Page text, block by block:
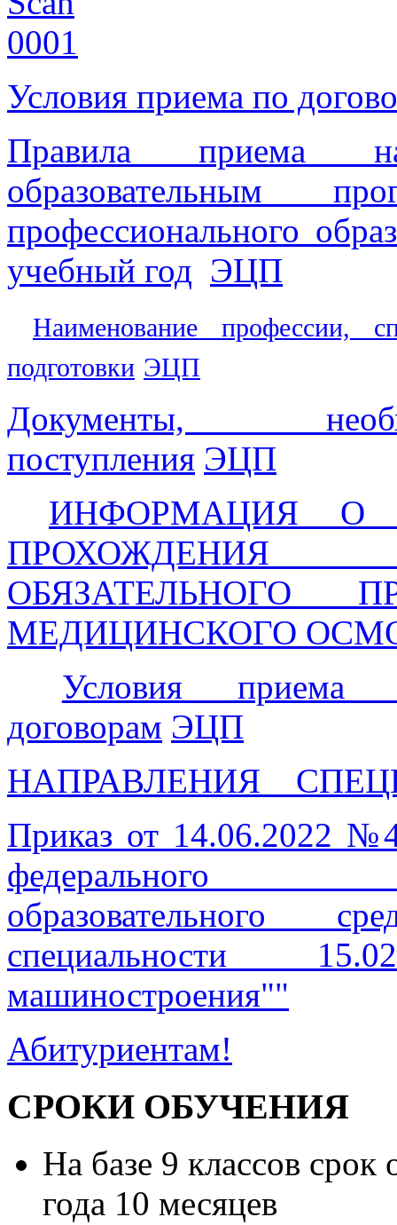
Условия приема по
Правила приема
образовательным
профессионального
учебный год ЭЦП
Наименование профессии,
подготовки ЭЦП
Документы,
поступления ЭЦП
ИНФОРМАЦИЯ О
ПРОХОЖДЕНИЯ
ОБЯЗАТЕЛЬНОГО
МЕДИЦИНСКОГО
Условия
договорам ЭЦП
Приказ от 14.06.2022
федерального
образовательного
специальности
машиностроения""
Абитуриентам!
СРОКИ ОБУЧЕНИЯ
На базе 9 классов срок
года 10 месяцев